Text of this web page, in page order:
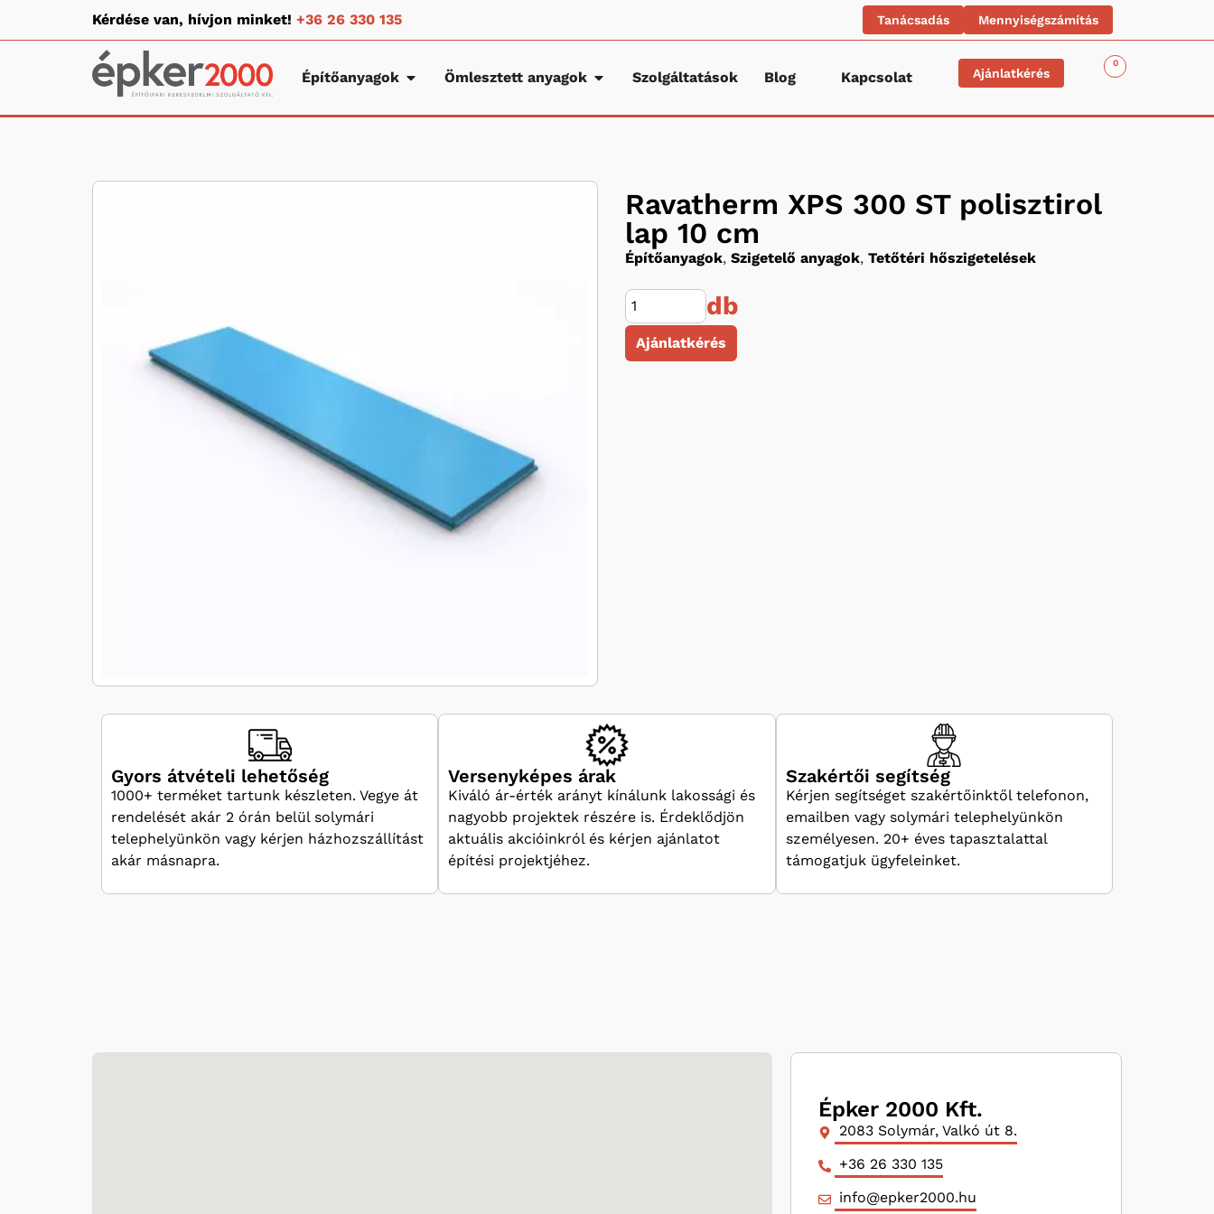
Kérdése van, hívjon minket! +36 26 330 135 Tanácsadás Mennyiségszámítás
Építőanyagok Ömlesztett anyagok Szolgáltatások Blog Kapcsolat Ajánlatkérés
0
Ravatherm XPS 300 ST polisztirol
lap 10 cm
Építőanyagok, Szigetelő anyagok, Tetőtéri hőszigetelések
db
Ajánlatkérés
Gyors átvételi lehetőség
1000+ terméket tartunk készleten. Vegye át
rendelését akár 2 órán belül solymári
telephelyünkön vagy kérjen házhozszállítást
akár másnapra.
Versenyképes árak
Kiváló ár-érték arányt kínálunk lakossági és
nagyobb projektek részére is. Érdeklődjön
aktuális akcióinkról és kérjen ajánlatot
építési projektjéhez.
Szakértői segítség
Kérjen segítséget szakértőinktől telefonon,
emailben vagy solymári telephelyünkön
személyesen. 20+ éves tapasztalattal
támogatjuk ügyfeleinket.
Épker 2000 Kft.
2083 Solymár, Valkó út 8.
+36 26 330 135
info@epker2000.hu